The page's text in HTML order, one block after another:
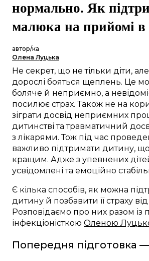
нормально. Як
малюка на прийомі в
автор/ка
Олена Луцька
Не секрет, що не тільки діти,
дорослі бояться щеплень. Це
боляче й неприємно, а
посилює страх. Також не на
зіграти досвід неприємних
дитинстві та травматичний
з лікарями. Тож під час
важливо підтримати дитину,
кращим. Адже з упевнених
усвідомлені та емоційно
Є кілька способів, як можна
дитину й позбавити її страху
Розповідаємо про них разом із
інфекціоністкою Оленою
Попередня підготовка